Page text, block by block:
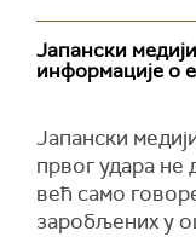
Јапански
информације о
Јапански
првог удара не
већ само
заробљених у